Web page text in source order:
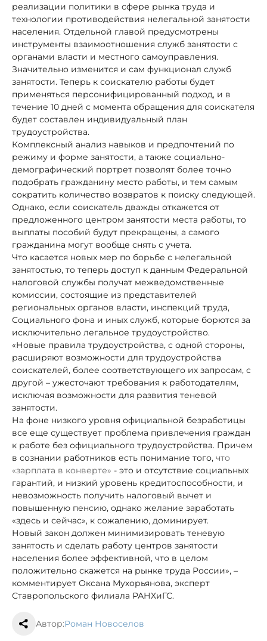
реализации политики в сфере рынка труда и
технологии противодействия нелегальной занятости
населения. Отдельной главой предусмотрены
инструменты взаимоотношения служб занятости с
органами власти и местного самоуправления.
Значительно изменится и сам функционал служб
занятости. Теперь к соискателю работы будет
применяться персонифицированный подход, и в
течение 10 дней с момента обращения для соискателя
будет составлен индивидуальный план
трудоустройства.
Комплексный анализ навыков и предпочтений по
режиму и форме занятости, а также социально-
демографический портрет позволят более точно
подобрать гражданину место работы, и тем самым
сократить количество возвратов к поиску следующей.
Однако, если соискатель дважды откажется от
предложенного центром занятости места работы, то
выплаты пособий будут прекращены, а самого
гражданина могут вообще снять с учета.
Что касается новых мер по борьбе с нелегальной
занятостью, то теперь доступ к данным Федеральной
налоговой службы получат межведомственные
комиссии, состоящие из представителей
региональных органов власти, инспекций труда,
Социального фона и иных служб, которые борются за
исключительно легальное трудоустройство.
«Новые правила трудоустройства, с одной стороны,
расширяют возможности для трудоустройства
соискателей, более соответствующего их запросам, с
другой – ужесточают требования к работодателям,
исключая возможности для развития теневой
занятости.
На фоне низкого уровня официальной безработицы
все еще существует проблема привлечения граждан
к работе без официального трудоустройства. Причем
в сознании работников есть понимание того, что
«зарплата в конверте» - это и отсутствие социальных
гарантий, и низкий уровень кредитоспособности, и
невозможность получить налоговый вычет и
повышенную пенсию, однако желание заработать
«здесь и сейчас», к сожалению, доминирует.
Новый закон должен минимизировать теневую
занятость и сделать работу центров занятости
населения более эффективной, что в целом
положительно скажется на рынке труда России», –
комментирует Оксана Мухорьянова, эксперт
Ставропольского филиала РАНХиГС.
Автор:Роман Новоселов